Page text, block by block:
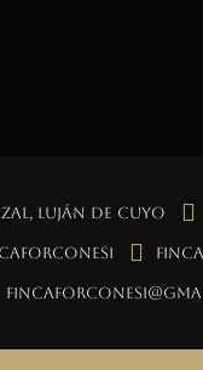
Luján de Cuyo